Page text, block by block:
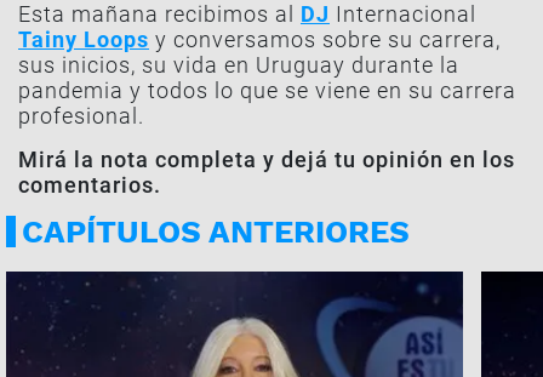
Esta mañana recibimos al DJ Internacional
Tainy Loops y conversamos sobre su carrera,
sus inicios, su vida en Uruguay durante la
pandemia y todos lo que se viene en su carrera
profesional.
Mirá la nota completa y dejá tu opinión en los
comentarios.
CAPÍTULOS ANTERIORES